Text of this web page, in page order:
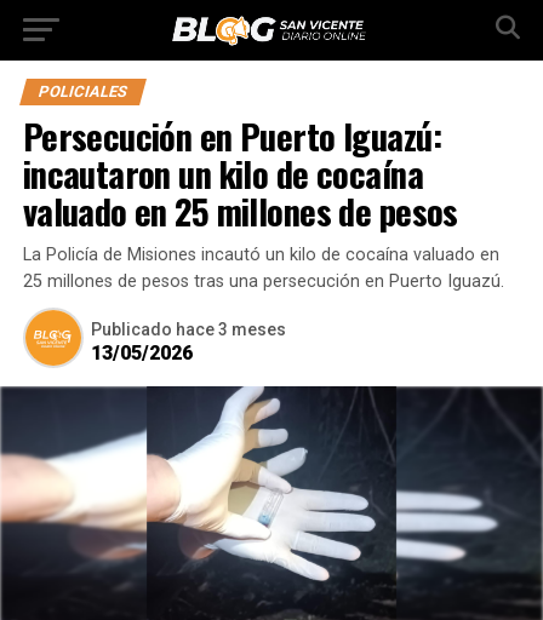
POLICIALES
Persecución en Puerto Iguazú:
incautaron un kilo de cocaína
valuado en 25 millones de pesos
La Policía de Misiones incautó un kilo de cocaína valuado en
25 millones de pesos tras una persecución en Puerto Iguazú.
Publicado hace 3 meses
13/05/2026